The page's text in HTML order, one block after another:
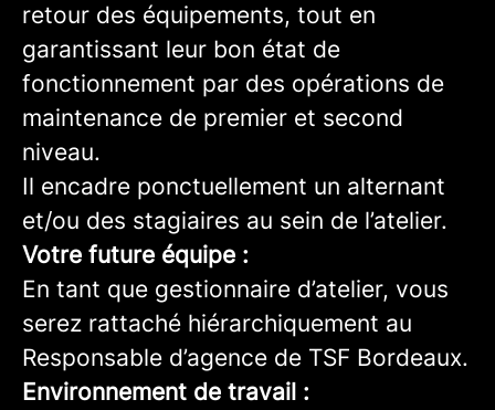
retour des équipements, tout en
garantissant leur bon état de
fonctionnement par des opérations de
maintenance de premier et second
niveau.
Il encadre ponctuellement un alternant
et/ou des stagiaires au sein de l’atelier.
Votre future équipe :
En tant que gestionnaire d’atelier, vous
serez rattaché hiérarchiquement au
Responsable d’agence de TSF Bordeaux.
Environnement de travail :